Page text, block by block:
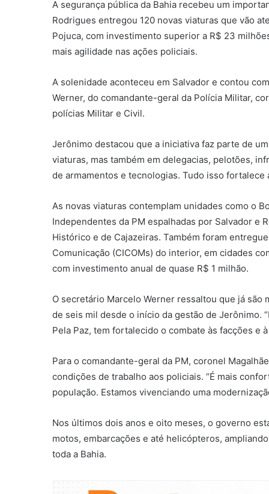
A segurança pública da Bahia recebeu um
Rodrigues entregou 120 novas viaturas que vão
Pojuca, com investimento superior a R$ 23
mais agilidade nas ações policiais.
A solenidade aconteceu em Salvador e contou
Werner, do comandante-geral da Polícia Militar,
polícias Militar e Civil.
Jerônimo destacou que a iniciativa faz parte de
viaturas, mas também em delegacias, pelotões,
de armamentos e tecnologias. Tudo isso fortalece
As novas viaturas contemplam unidades como o
Independentes da PM espalhadas por Salvador e
Histórico e de Cajazeiras. Também foram
Comunicação (CICOMs) do interior, em cidades
com investimento anual de quase R$ 1 milhão.
O secretário Marcelo Werner ressaltou que já
de seis mil desde o início da gestão de Jerônimo.
Pela Paz, tem fortalecido o combate às facções e
Para o comandante-geral da PM, coronel
condições de trabalho aos policiais. “É mais
população. Estamos vivenciando uma
Nos últimos dois anos e oito meses, o governo
motos, embarcações e até helicópteros,
toda a Bahia.